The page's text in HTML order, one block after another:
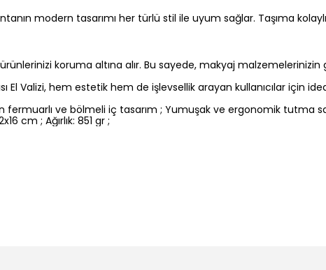
modern tasarımı her türlü stil ile uyum sağlar. Taşıma
koruma altına alır. Bu sayede, makyaj malzemelerinizin
El Valizi, hem estetik hem de işlevsellik arayan kullanıcılar için
fermuarlı ve bölmeli iç tasarım ; Yumuşak ve ergonomik tutma
cm ; Ağırlık: 851 gr ;